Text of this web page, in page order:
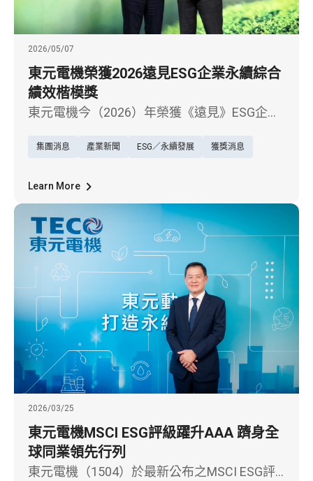
2026/05/07
東元電機榮獲2026遠見ESG企業永續綜合
績效楷模獎
東元電機今（2026）年榮獲《遠見》ESG企業
展現企業在永續治理、低碳轉型及社會責任上
集團消息 產業新聞 ESG／永續發展 獲獎消息
Learn More
2026/03/25
東元電機MSCI ESG評級躍升AAA 躋身全
球同業領先行列
東元電機（1504）於最新公布之MSCI ESG評